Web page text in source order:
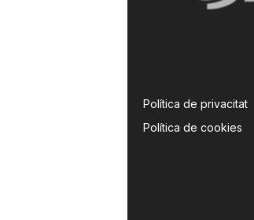
Política de privacitat
Política de cookies